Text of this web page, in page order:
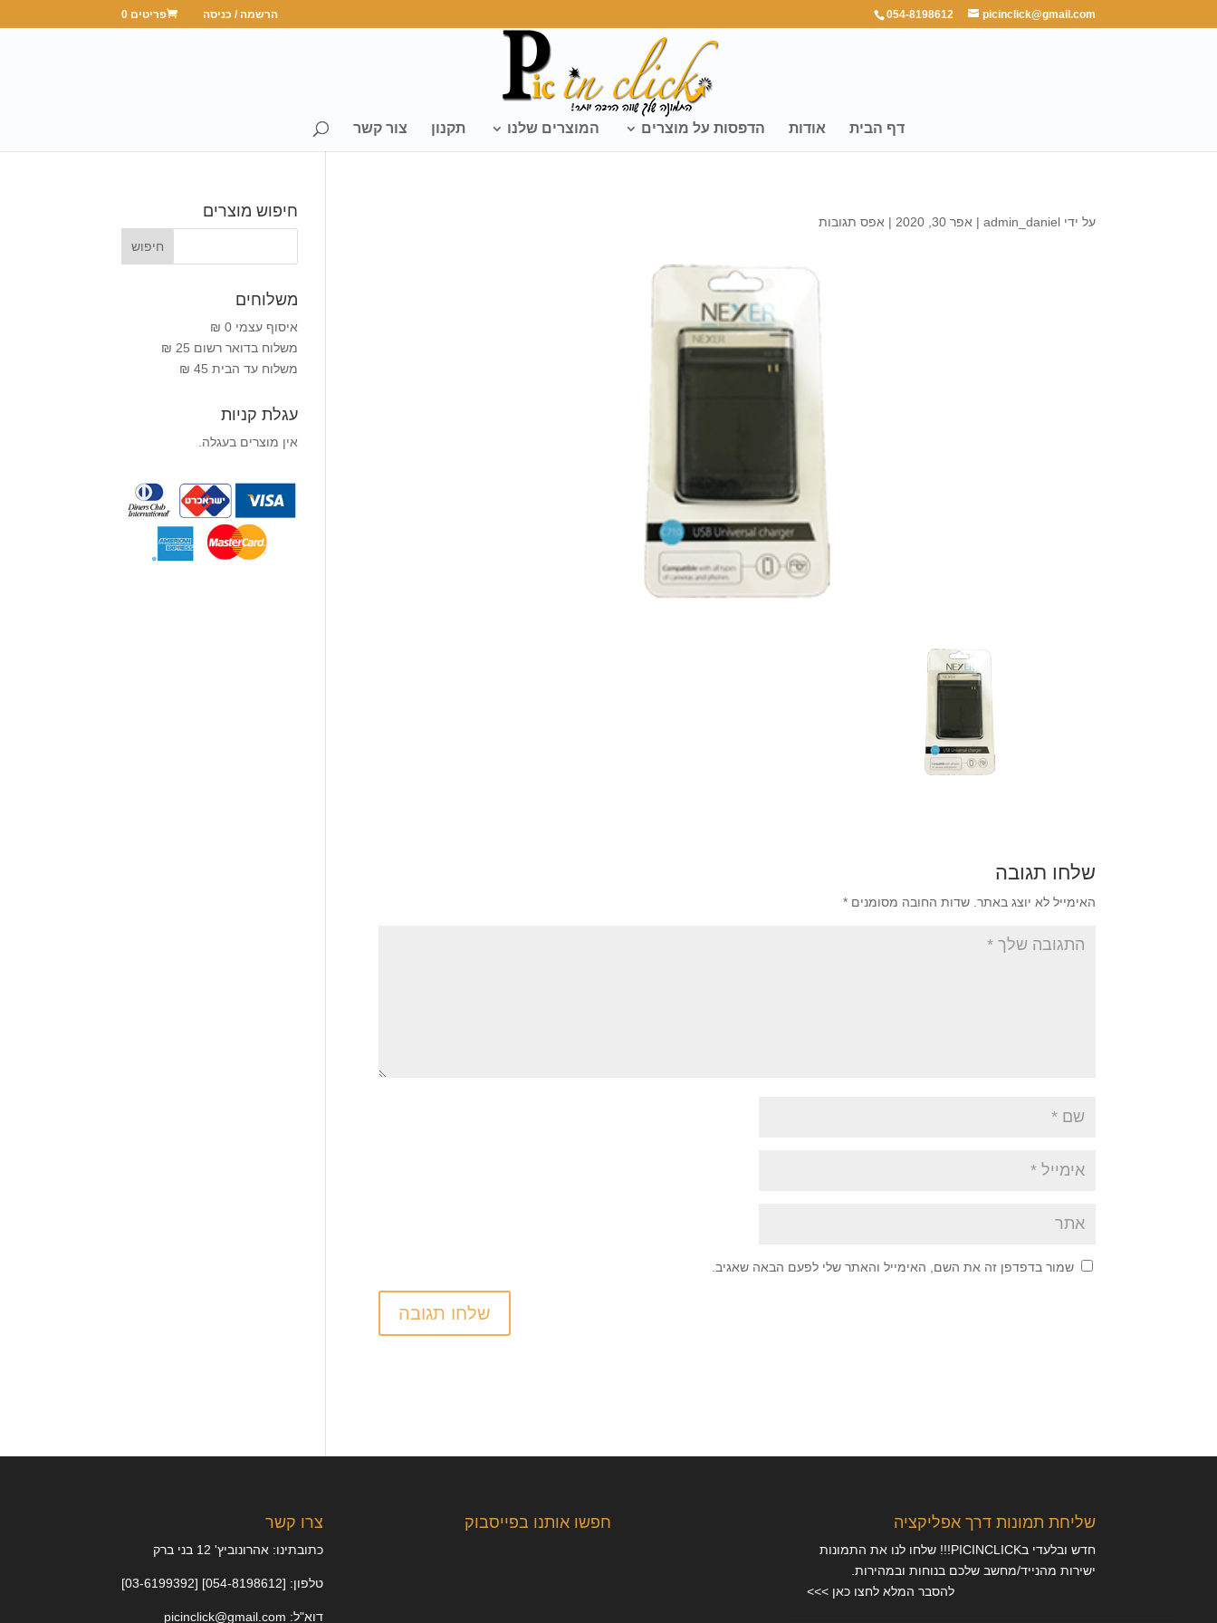
054-8198612 picinclick@gmail.com הרשמה / כניסה פריטים 0
דף הבית אודות הדפסות על מוצרים המוצרים שלנו תקנון צור קשר
על ידיadmin_daniel
| אפר 30, 2020 | אפס תגובות
שלחו תגובה
האימייל לא יוצג באתר. שדות החובה מסומנים*
שמור בדפדפן זה את השם, האימייל והאתר שלי לפעם הבאה שאגיב.
חיפוש מוצרים
משלוחים
איסוף עצמי 0 ₪
משלוח בדואר רשום 25 ₪
משלוח עד הבית 45 ₪
עגלת קניות
אין מוצרים בעגלה.
צרו קשר
כתובתינו: אהרונוביץ' 12 בני ברק
טלפון: [054-8198612] [03-6199392]
דוא"ל: picinclick@gmail.com
חפשו אותנו בפייסבוק שליחת תמונות דרך אפליקציה
חדש ובלעדי בPICINCLICK!!! שלחו לנו את התמונות
ישירות מהנייד/מחשב שלכם בנוחות ובמהירות.
להסבר המלא לחצו כאן >>>